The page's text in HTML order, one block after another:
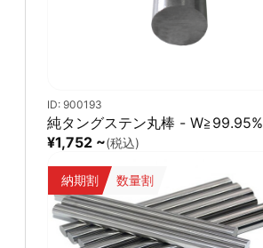
ID: 900193
純タングステン丸棒 - W≧99.95%
¥1,752 ~(税込)
納期割 数量割